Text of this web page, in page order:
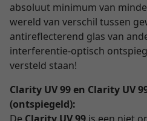
absoluut minimum van
wereld van verschil tussen
antireflecterend glas van
interferentie-optisch
versteld staan!
Clarity UV 99 en Clarity UV
(ontspiegeld):